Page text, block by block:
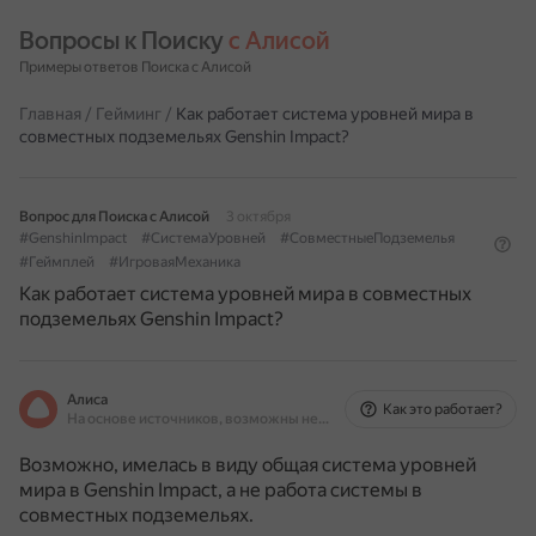
Вопросы к Поиску с Алисой
Примеры ответов Поиска с Алисой
Главная / Гейминг / Как работает система уровней мира в
совместных подземельях Genshin Impact?
Вопрос для Поиска с Алисой
3 октября
#GenshinImpact
#СистемаУровней
#СовместныеПодземелья
#Геймплей
#ИгроваяМеханика
Как работает система уровней мира в совместных
подземельях Genshin Impact?
Алиса
На основе источников, возможны неточности
Как это работает?
Возможно, имелась в виду общая система уровней
мира в Genshin Impact, а не работа системы в
совместных подземельях.